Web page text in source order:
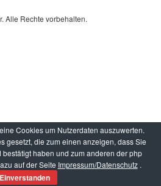
Alle Rechte vorbehalten.
Cookies um Nutzerdaten auszuwerten.
gesetzt, die zum einen anzeigen, dass Sie
haben und zum anderen der php
auf der Seite Impressum/Datenschutz.
Einverstanden